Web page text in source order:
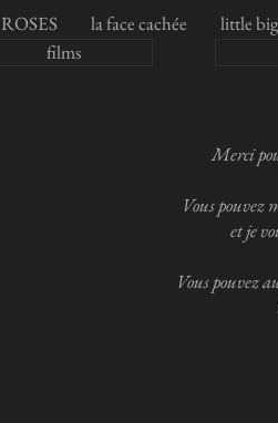
ROSES la face cachée little
films
Merci
Vous
etje
Vous pouvez